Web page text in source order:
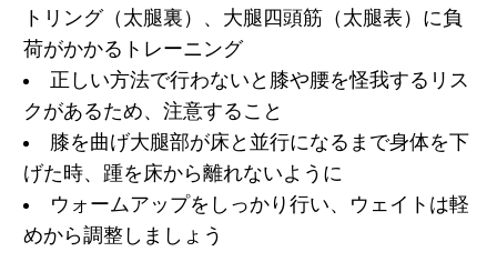
トリング（太腿裏）、大腿四頭筋（太腿表）に負
荷がかかるトレーニング
正しい方法で行わないと膝や腰を怪我するリス
クがあるため、注意すること
膝を曲げ大腿部が床と並行になるまで身体を下
げた時、踵を床から離れないように
ウォームアップをしっかり行い、ウェイトは軽
めから調整しましょう